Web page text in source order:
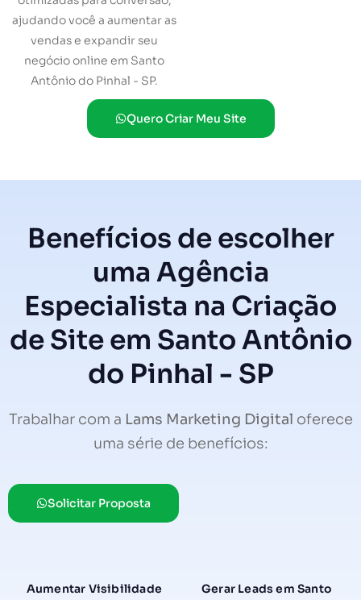
ajudando você a aumentar as
vendas e expandir seu
negócio online em Santo
Antônio do Pinhal - SP.
Quero Criar Meu Site
Benefícios de escolher
uma Agência
Especialista na Criação
de Site em Santo Antônio
do Pinhal - SP
Trabalhar com a Lams Marketing Digital oferece
uma série de benefícios:
Solicitar Proposta
Aumentar Visibilidade
Gerar Leads em Santo